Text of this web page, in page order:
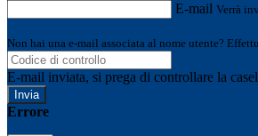
E-mail Verrà
Non hai una e-mail associata al nome utente?
E-mail inviata, si prega di controllare la
Errore